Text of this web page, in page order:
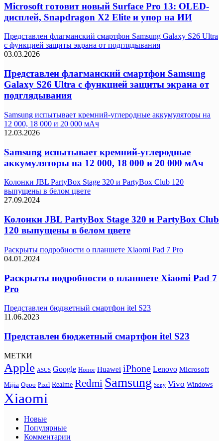
Microsoft готовит новый Surface Pro 13: OLED-
дисплей, Snapdragon X2 Elite и упор на ИИ
Представлен флагманский смартфон Samsung Galaxy S26 Ultra
с функцией защиты экрана от подглядывания
03.03.2026
Представлен флагманский смартфон Samsung
Galaxy S26 Ultra с функцией защиты экрана от
подглядывания
Samsung испытывает кремний-углеродные аккумуляторы на
12 000, 18 000 и 20 000 мАч
12.03.2026
Samsung испытывает кремний-углеродные
аккумуляторы на 12 000, 18 000 и 20 000 мАч
Колонки JBL PartyBox Stage 320 и PartyBox Club 120
выпущены в белом цвете
27.09.2024
Колонки JBL PartyBox Stage 320 и PartyBox Club
120 выпущены в белом цвете
Раскрыты подробности о планшете Xiaomi Pad 7 Pro
04.01.2024
Раскрыты подробности о планшете Xiaomi Pad 7
Pro
Представлен бюджетный смартфон itel S23
11.06.2023
Представлен бюджетный смартфон itel S23
МЕТКИ
Apple ASUS Google Honor Huawei iPhone Lenovo Microsoft
Mijia Oppo Pixel Realme Redmi Samsung Sony Vivo Windows
Xiaomi
Новые
Популярные
Комментарии